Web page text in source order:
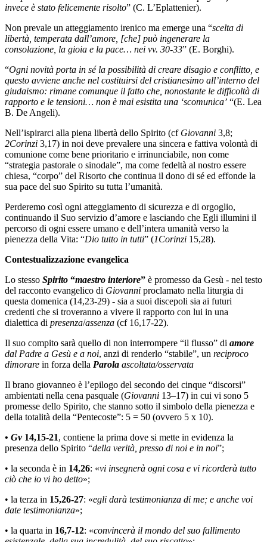
invece è stato felicemente risolto” (C. L’Eplattenier).
Non prevale un atteggiamento irenico ma emerge una “scelta di
libertà, temperata dall’amore, [che] può ingenerare la
consolazione, la gioia e la pace… nei vv. 30-33” (E. Borghi).
“Ogni novità porta in sé la possibilità di creare disagio e conflitto, e
questo avviene anche nel costituirsi del cristianesimo all’interno del
giudaismo: rimane comunque il fatto che, nonostante le difficoltà di
rapporto e le tensioni… non è mai esistita una ‘scomunica’ “(E. Lea
B. De Angeli).
Nell’ispirarci alla piena libertà dello Spirito (cf Giovanni 3,8;
2Corinzi 3,17) in noi deve prevalere una sincera e fattiva volontà di
comunione come bene prioritario e irrinunciabile, non come
“strategia pastorale o sinodale”, ma come fedeltà al nostro essere
chiesa, “corpo” del Risorto che continua il dono di sé ed effonde la
sua pace del suo Spirito su tutta l’umanità.
Perderemo così ogni atteggiamento di sicurezza e di orgoglio,
continuando il Suo servizio d’amore e lasciando che Egli illumini il
percorso di ogni essere umano e dell’intera umanità verso la
pienezza della Vita: “Dio tutto in tutti” (1Corinzi 15,28).
Contestualizzazione evangelica
Lo stesso Spirito “maestro interiore” è promesso da Gesù - nel testo
del racconto evangelico di Giovanni proclamato nella liturgia di
questa domenica (14,23-29) - sia a suoi discepoli sia ai futuri
credenti che si troveranno a vivere il rapporto con lui in una
dialettica di presenza/assenza (cf 16,17-22).
Il suo compito sarà quello di non interrompere “il flusso” di amore
dal Padre a Gesù e a noi, anzi di renderlo “stabile”, un reciproco
dimorare in forza della Parola ascoltata/osservata
Il brano giovanneo è l’epilogo del secondo dei cinque “discorsi”
ambientati nella cena pasquale (Giovanni 13–17) in cui vi sono 5
promesse dello Spirito, che stanno sotto il simbolo della pienezza e
della totalità della “Pentecoste”: 5 = 50 (ovvero 5 x 10).
• Gv14,15-21, contiene la prima dove si mette in evidenza la
presenza dello Spirito “della verità, presso di noi e in noi”;
• la seconda è in 14,26: «vi insegnerà ogni cosa e vi ricorderà tutto
ciò che io vi ho detto»;
• la terza in 15,26-27: «egli darà testimonianza di me; e anche voi
date testimonianza»;
• la quarta in 16,7-12: «convincerà il mondo del suo fallimento